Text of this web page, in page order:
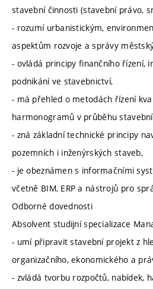
stavební činnosti (stavební právo,
- rozumí urbanistickým,
aspektům rozvoje a správy
- ovládá principy finančního řízení,
podnikání ve stavebnictví,
- má přehled o metodách řízení
harmonogramů v průběhu
- zná základní technické principy
pozemních i inženýrských staveb,
- je obeznámen s informačními
včetně BIM, ERP a nástrojů pro
Odborné dovednosti
Absolvent studijní specializace
- umí připravit stavební projekt z
organizačního, ekonomického a
- zvládá tvorbu rozpočtů, nabídek,